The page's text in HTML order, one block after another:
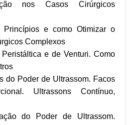
nos Casos Cirúrgicos
e como Otimizar o
Complexos
e de Venturi. Como
do Poder de Ultrassom. Facos
Ultrassons Contínuo,
do Poder de Ultrassom.